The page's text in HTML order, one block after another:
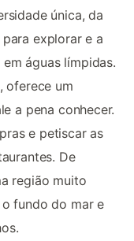
única, da
explorar e a
águas límpidas.
oferece um
a pena conhecer.
e petiscar as
De
região muito
fundo do mar e